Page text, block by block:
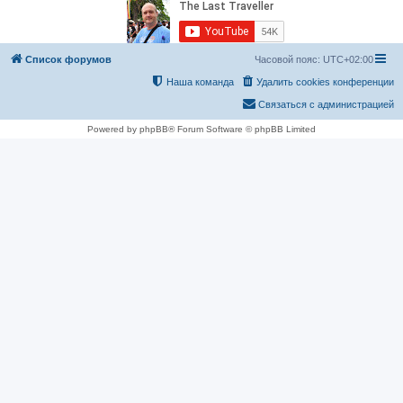
Список форумов Часовой пояс: UTC+02:00
Удалить cookies конференции
Наша команда
Связаться с администрацией
Powered by phpBB® Forum Software © phpBB Limited